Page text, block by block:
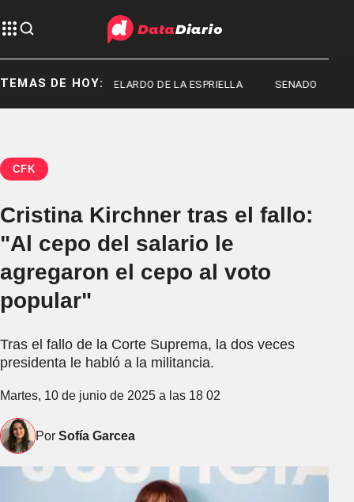
TEMAS DE HOY:ABELARDO DE LA ESPRIELLA SENADO
CFK
Cristina Kirchner tras el fallo:
"Al cepo del salario le
agregaron el cepo al voto
popular"
Tras el fallo de la Corte Suprema, la dos veces
presidenta le habló a la militancia.
Martes, 10 de junio de 2025 a las 18 02
Por Sofía Garcea